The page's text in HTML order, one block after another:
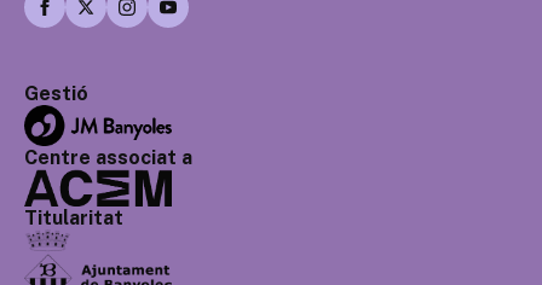
Gestió
Centre associat a
Titularitat